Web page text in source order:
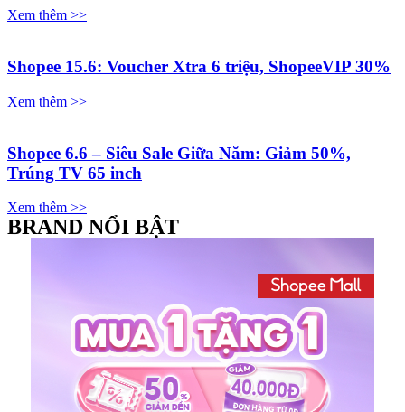
Xem thêm >>
Shopee 15.6: Voucher Xtra 6 triệu, ShopeeVIP 30%
Xem thêm >>
Shopee 6.6 – Siêu Sale Giữa Năm: Giảm 50%,
Trúng TV 65 inch
Xem thêm >>
BRAND NỔI BẬT